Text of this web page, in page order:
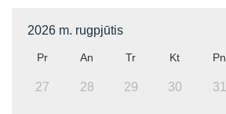
2026 m. rugpjūtis
Pr An Tr Kt Pn
27 28 29 30 31